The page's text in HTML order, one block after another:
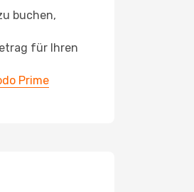
buchen,
für Ihren
Prime